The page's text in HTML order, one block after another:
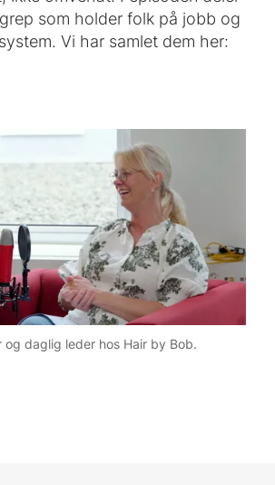
som holder folk på jobb og
Vi har samlet dem her:
og daglig leder hos Hair by Bob.